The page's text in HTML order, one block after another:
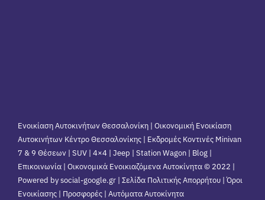
Ενοικίαση Αυτοκινήτων Θεσσαλονίκη | Οικονομική Ενοικίαση
Αυτοκινήτων Κέντρο Θεσσαλονίκης | Εκδρομές Κοντινές Minivan
7 & 9 Θέσεων | SUV | 4×4 | Jeep | Station Wagon | Blog |
Επικοινωνία | Οικονομικά Ενοικιαζόμενα Αυτοκίνητα © 2022 |
Powered by social-google.gr | Σελίδα Πολιτικής Απορρήτου | Όροι
Ενοικίασης | Προσφορές | Αυτόματα Αυτοκίνητα